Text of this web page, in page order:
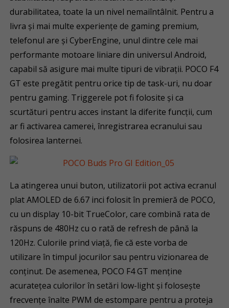
durabilitatea, toate la un nivel nemaiîntâlnit. Pentru a
livra și mai multe experiențe de gaming premium,
telefonul are și CyberEngine, unul dintre cele mai
performante motoare liniare din universul Android,
capabil să asigure mai multe tipuri de vibrații. POCO F4
GT este pregătit pentru orice tip de task-uri, nu doar
pentru gaming. Triggerele pot fi folosite și ca
scurtături pentru acces instant la diferite funcții, cum
ar fi activarea camerei, înregistrarea ecranului sau
folosirea lanternei.
La atingerea unui buton, utilizatorii pot activa ecranul
plat AMOLED de 6.67 inci folosit în premieră de POCO,
cu un display 10-bit TrueColor, care combină rata de
răspuns de 480Hz cu o rată de refresh de până la
120Hz. Culorile prind viață, fie că este vorba de
utilizare în timpul jocurilor sau pentru vizionarea de
conținut. De asemenea, POCO F4 GT menține
acuratețea culorilor în setări low-light și folosește
frecvențe înalte PWM de estompare pentru a proteja